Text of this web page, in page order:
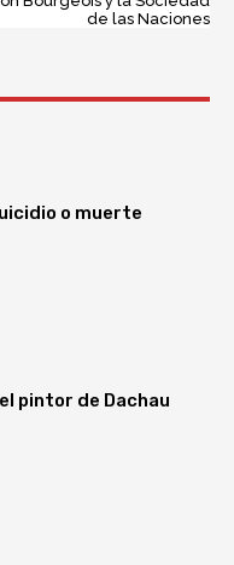
de las Naciones
o muerte
pintor de Dachau